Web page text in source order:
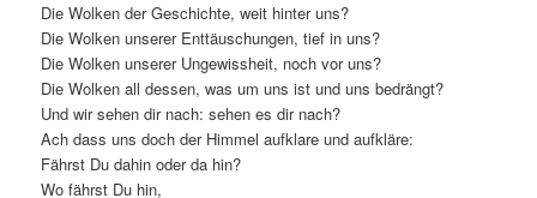
Die Wolken der Geschichte, weit hinter uns?
Die Wolken unserer Enttäuschungen, tief in uns?
Die Wolken unserer Ungewissheit, noch vor uns?
Die Wolken all dessen, was um uns ist und uns bedrängt?
Und wir sehen dir nach: sehen es dir nach?
Ach dass uns doch der Himmel aufklare und aufkläre:
Fährst Du dahin oder da hin?
Wo fährst Du hin,